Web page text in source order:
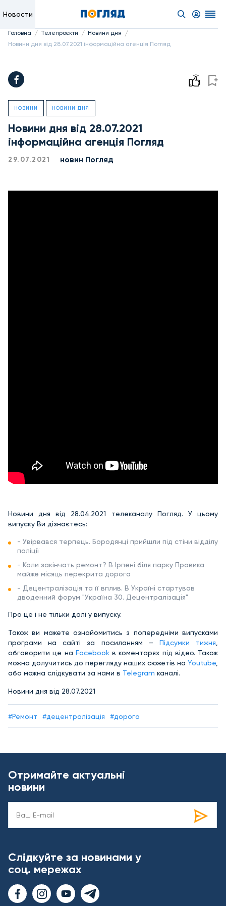
Новости
Головна / Телепроєкти / Новини дня /
Новини дня від 28.07.2021 інформаційна агенція Погляд
НОВИНИ НОВИНИ ДНЯ
Новини дня від 28.07.2021
інформаційна агенція Погляд
29.07.2021 новин Погляд
Новини дня від 28.04.2021 телеканалу Погляд. У цьому
випуску Ви дізнаєтесь:
- Увірвався терпець. Бородянці прийшли під стіни відділу
поліції
- Коли закінчать ремонт? В Ірпені біля парку Правика
майже місяць перекрита дорога
- Децентралізація та її вплив. В Україні стартував
дводенний форум "Україна 30. Децентралізація"
Про це і не тільки далі у випуску.
Також ви можете ознайомитись з попередніми випусками
програми на сайті за посиланням – Підсумки тижня
обговорити це на Facebookв коментарях під відео. Також
можна долучитись до перегляду наших сюжетів на Youtube
або можна слідкувати за нами в Telegram каналі.
Новини дня від 28.07.2021
#Ремонт #децентралізація #дорога
Отримайте актуальні
новини
Слідкуйте за новинами у
соц. мережах